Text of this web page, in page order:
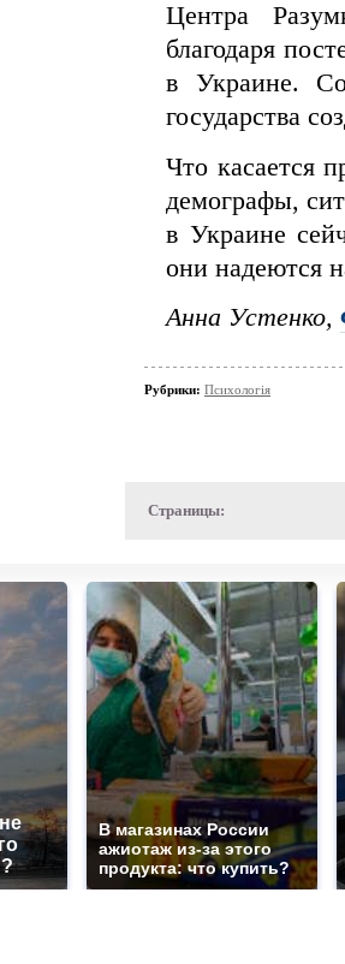
Центра
благодаря
в Украине.
государства
Что касается
демографы,
в Украине
они надеются
Анна Устенко,
Рубрики: Психологія
Страницы:
В магазинах России
ажиотаж из-за этого
продукта: что купить?